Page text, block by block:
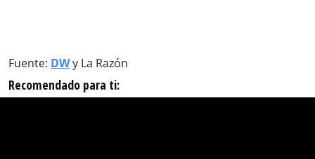
Fuente: DWy La Razón
Recomendado para ti: